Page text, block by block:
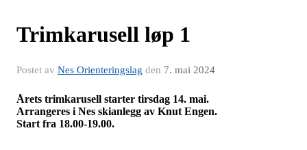
Trimkarusell løp 1
Postet av Nes Orienteringslag den 7. mai 2024
Årets trimkarusell starter tirsdag 14. mai.
Arrangeres i Nes skianlegg av Knut Engen.
Start fra 18.00-19.00.